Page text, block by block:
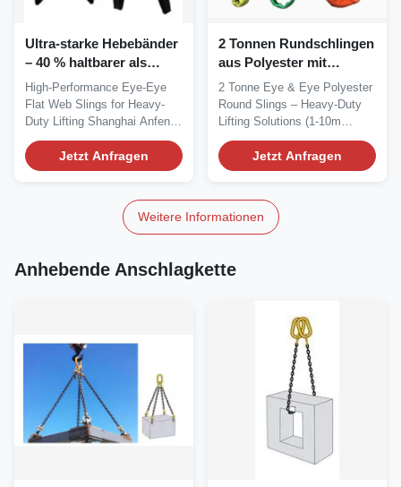
Ultra-starke Hebebänder
– 40 % haltbarer als
Standard-Hebebänder
High-Performance Eye-Eye
Flat Web Slings for Heavy-
Duty Lifting Shanghai Anfeng
Lifting &...
Jetzt Anfragen
2 Tonnen Rundschlingen
aus Polyester mit
Schlaufen für
Schwerlast-
Hebevorrichtungen,
Längen 1-10 m
2 Tonne Eye & Eye Polyester
Round Slings – Heavy-Duty
Lifting Solutions (1-10m
Lengths)...
Jetzt Anfragen
Weitere Informationen
Anhebende Anschlagkette